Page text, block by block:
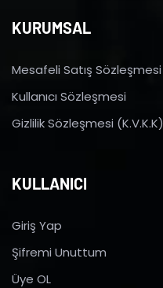
KURUMSAL
Mesafeli Satış Sözleşmesi
Kullanıcı Sözleşmesi
Gizlilik Sözleşmesi (K.V.K.K)
KULLANICI
Giriş Yap
Şifremi Unuttum
Üye OL